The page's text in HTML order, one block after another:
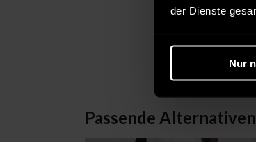
der Dienste
Nur
Passende Alternativen